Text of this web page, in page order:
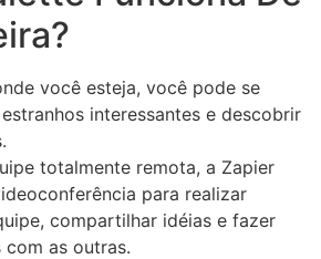
você esteja, você pode se
interessantes e descobrir
totalmente remota, a Zapier
para realizar
compartilhar idéias e fazer
com as outras.